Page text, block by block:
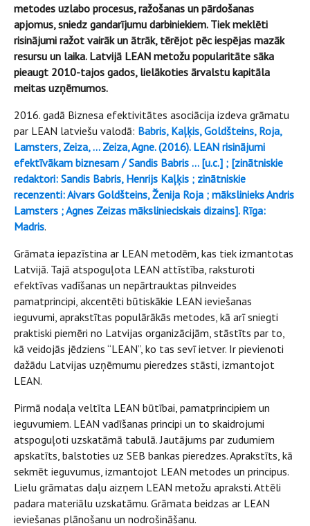
metodes uzlabo procesus, ražošanas un pārdošanas
apjomus, sniedz gandarījumu darbiniekiem. Tiek meklēti
risinājumi ražot vairāk un ātrāk, tērējot pēc iespējas mazāk
resursu un laika. Latvijā LEAN metožu popularitāte sāka
pieaugt 2010-tajos gados, lielākoties ārvalstu kapitāla
meitas uzņēmumos.
2016. gadā Biznesa efektivitātes asociācija izdeva grāmatu
par LEAN latviešu valodā: Babris, Kaļķis, Goldšteins, Roja,
Lamsters, Zeiza, … Zeiza, Agne. (2016). LEAN risinājumi
efektīvākam biznesam / Sandis Babris ... [u.c.] ; [zinātniskie
redaktori: Sandis Babris, Henrijs Kaļķis ; zinātniskie
recenzenti: Aivars Goldšteins, Ženija Roja ; mākslinieks Andris
Lamsters ; Agnes Zeizas mākslinieciskais dizains]. Rīga:
Madris.
Grāmata iepazīstina ar LEAN metodēm, kas tiek izmantotas
Latvijā. Tajā atspoguļota LEAN attīstība, raksturoti
efektīvas vadīšanas un nepārtrauktas pilnveides
pamatprincipi, akcentēti būtiskākie LEAN ieviešanas
ieguvumi, aprakstītas populārākās metodes, kā arī sniegti
praktiski piemēri no Latvijas organizācijām, stāstīts par to,
kā veidojās jēdziens “LEAN”, ko tas sevī ietver. Ir pievienoti
dažādu Latvijas uzņēmumu pieredzes stāsti, izmantojot
LEAN.
Pirmā nodaļa veltīta LEAN būtībai, pamatprincipiem un
ieguvumiem. LEAN vadīšanas principi un to skaidrojumi
atspoguļoti uzskatāmā tabulā. Jautājums par zudumiem
apskatīts, balstoties uz SEB bankas pieredzes. Aprakstīts, kā
sekmēt ieguvumus, izmantojot LEAN metodes un principus.
Lielu grāmatas daļu aizņem LEAN metožu apraksti. Attēli
padara materiālu uzskatāmu. Grāmata beidzas ar LEAN
ieviešanas plānošanu un nodrošināšanu.